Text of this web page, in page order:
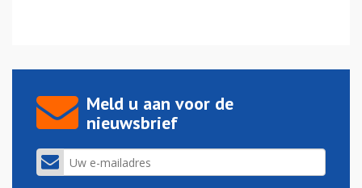
Meld u aan voor de
nieuwsbrief